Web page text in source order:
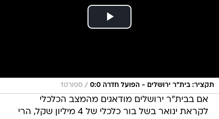
תקציר: בית"ר ירושלים - הפועל חדרה 0:0 / ספורט1
אם בבית"ר ירושלים מודאגים מהמצב הכלכלי
לקראת ינואר בשל בור כלכלי של 4 מיליון שקל, הרי